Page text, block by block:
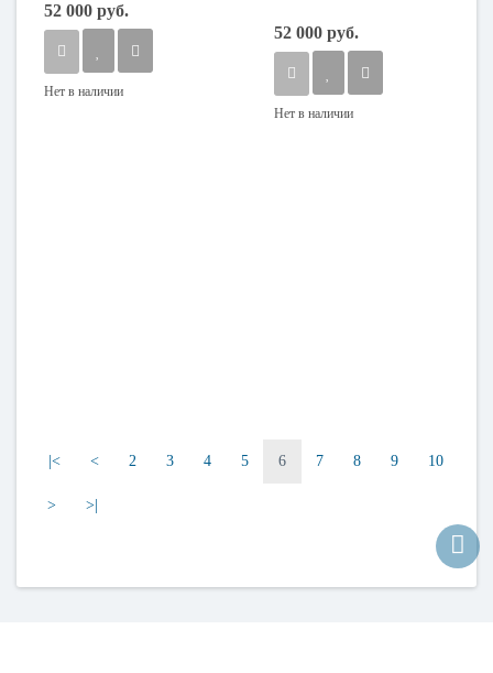
52 000 руб.
Нет в наличии
52 000 руб.
Нет в наличии
|< < 2 3 4 5 6 7 8 9 10
> >|